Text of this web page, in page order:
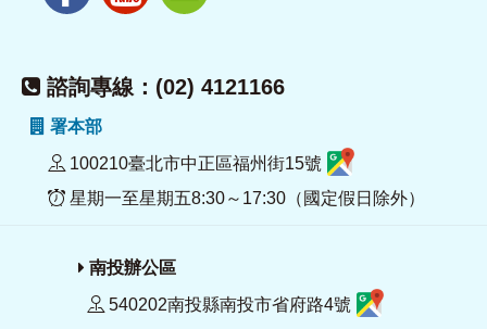
諮詢專線：(02) 4121166
署本部
100210臺北市中正區福州街15號
星期一至星期五8:30～17:30（國定假日除外）
南投辦公區
540202南投縣南投市省府路4號